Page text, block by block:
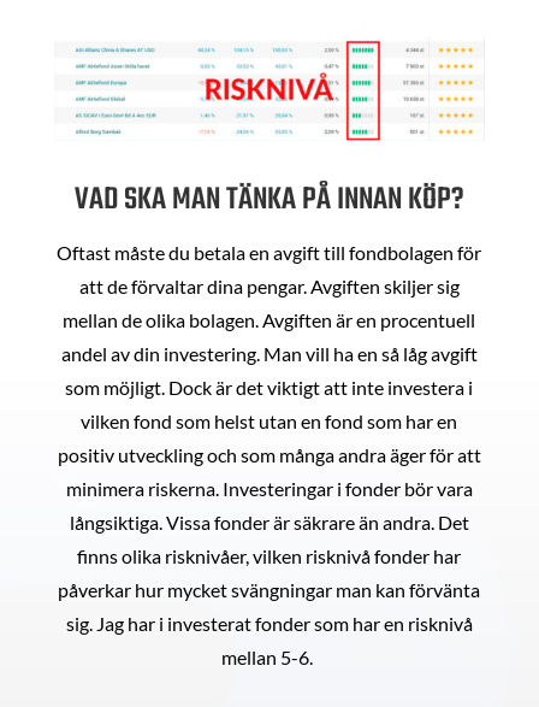
VAD SKA MAN TÄNKA PÅ INNAN KÖP?
Oftast måste du betala en avgift till fondbolagen för
att de förvaltar dina pengar. Avgiften skiljer sig
mellan de olika bolagen. Avgiften är en procentuell
andel av din investering. Man vill ha en så låg avgift
som möjligt. Dock är det viktigt att inte investera i
vilken fond som helst utan en fond som har en
positiv utveckling och som många andra äger för att
minimera riskerna. Investeringar i fonder bör vara
långsiktiga. Vissa fonder är säkrare än andra. Det
finns olika risknivåer, vilken risknivå fonder har
påverkar hur mycket svängningar man kan förvänta
sig. Jag har i investerat fonder som har en risknivå
mellan 5-6.